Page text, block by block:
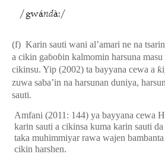
(f) Karin sauti wani al’amari ne na
a cikin gaɓoɓin kalmomin harsuna
cikinsu. Yip (2002) ta bayyana cewa a ƙ
zuwa saba’in na harsunan duniya,
sauti.
Amfani (2011: 144) ya bayyana cewa
karin sauti a cikinsa kuma karin sauti
taka muhimmiyar rawa wajen
cikin harshen.